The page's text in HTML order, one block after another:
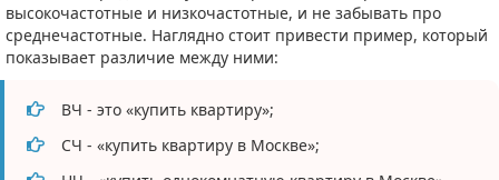
высокочастотные и низкочастотные, и не забывать про
среднечастотные. Наглядно стоит привести пример, который
показывает различие между ними:
ВЧ - это «купить квартиру»;
СЧ - «купить квартиру в Москве»;